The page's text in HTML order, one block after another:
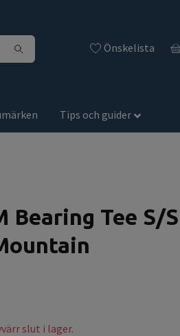
Önskelista
Tips och guider
Bearing Tee S/S
slut i lager.